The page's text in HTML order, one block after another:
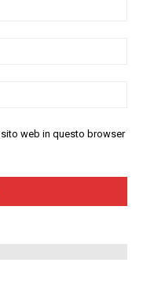
web in questo browser